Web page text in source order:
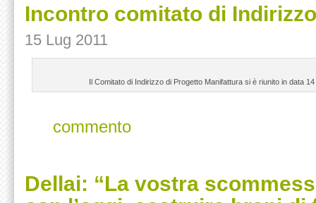
Incontro comitato di Indirizzo
15 Lug 2011
Il Comitato di Indirizzo di Progetto Manifattura si è riunito in data 14
commento
Dellai: “La vostra